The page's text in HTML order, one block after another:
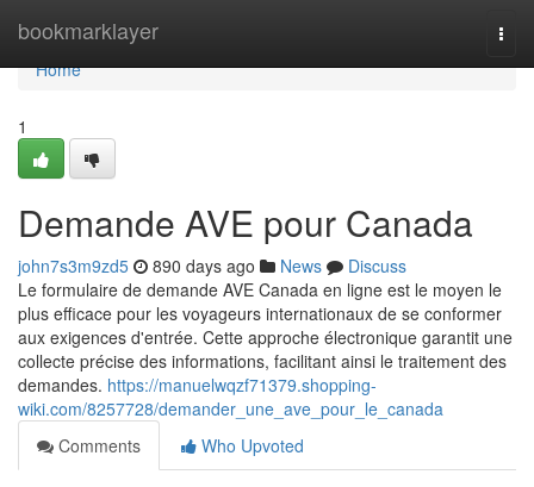
bookmarklayer
Home
Home
1
Demande AVE pour Canada
john7s3m9zd5 890 days ago News
Discuss
Le formulaire de demande AVE Canada en ligne est le moyen le
plus efficace pour les voyageurs internationaux de se conformer
aux exigences d'entrée. Cette approche électronique garantit une
collecte précise des informations, facilitant ainsi le traitement des
demandes. https://manuelwqzf71379.shopping-
wiki.com/8257728/demander_une_ave_pour_le_canada
Comments
Who Upvoted